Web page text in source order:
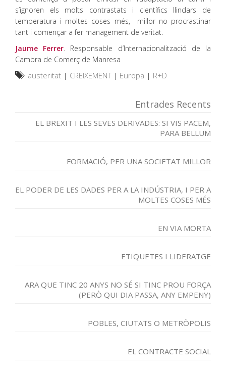
s’ignoren els molts contrastats i científics llindars de
temperatura i moltes coses més, millor no procrastinar
tant i començar a fer management de veritat.
Jaume Ferrer. Responsable d’Internacionalització de la
Cambra de Comerç de Manresa
austeritat | CREIXEMENT| Europa | R+D
Entrades Recents
EL BREXIT I LES SEVES DERIVADES: SI VIS PACEM,
PARA BELLUM
FORMACIÓ, PER UNA SOCIETAT MILLOR
EL PODER DE LES DADES PER A LA INDÚSTRIA, I PER A
MOLTES COSES MÉS
EN VIA MORTA
ETIQUETES I LIDERATGE
ARA QUE TINC 20 ANYS NO SÉ SI TINC PROU FORÇA
(PERÒ QUI DIA PASSA, ANY EMPENY)
POBLES, CIUTATS O METRÒPOLIS
EL CONTRACTE SOCIAL